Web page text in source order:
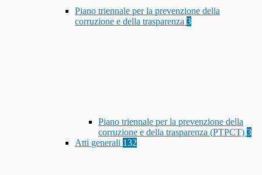
Piano triennale per la prevenzione della
corruzione e della trasparenza 3
Piano triennale per la prevenzione della
corruzione e della trasparenza (PTPCT) 3
Atti generali 132